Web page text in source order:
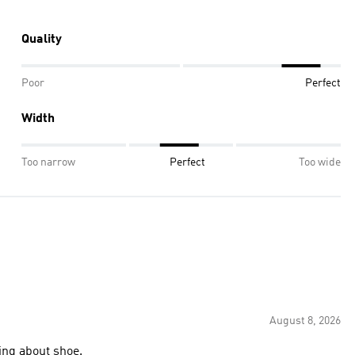
Quality
Poor Perfect
Width
Too narrow Perfect Too wide
August 8, 2026
about shoe.